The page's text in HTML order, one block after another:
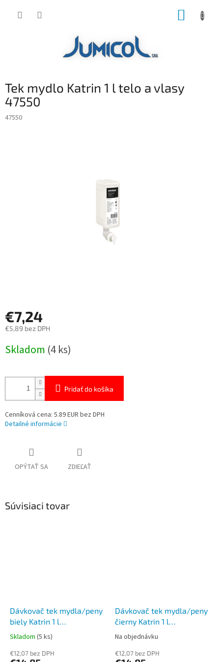
Tek mydlo Katrin 1 l telo a vlasy
47550
47550
€7,24
€5,89 bez DPH
cena:
Skladom (4 ks)
Pridať do košíka
Cenníková cena: 5.89 EUR bez DPH
Detailné informácie
OPÝTAŤ SA ZDIEĽAŤ
Súvisiaci tovar
Dávkovač tek mydla/peny
biely Katrin 1 l
90229/77373
Skladom (5 ks)
€12,07 bez DPH
Dávkovač tek mydla/peny
čierny Katrin 1 l
92209/77397
Na objednávku
€12,07 bez DPH